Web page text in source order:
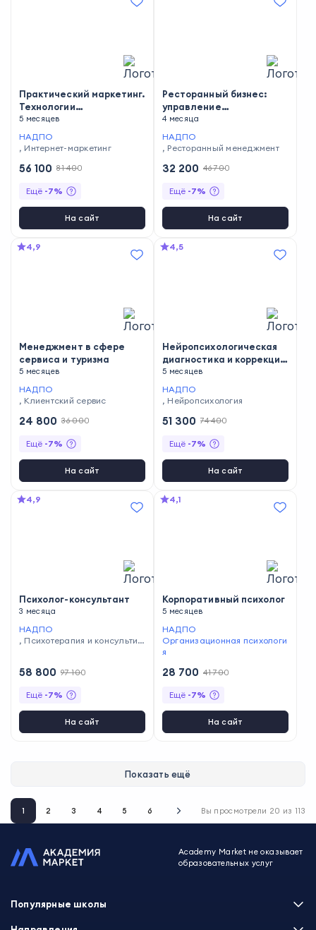
Практический маркетинг.
Технологии
эффективного
маркетингового
продвижения
5 месяцев
НАДПО
, Интернет-маркетинг
56 100 81 400
Ещё -7%
На сайт
Ресторанный бизнес:
управление
предприятием питания
4 месяца
НАДПО
, Ресторанный менеджмент
32 200 46 700
Ещё -7%
На сайт
4,9
Менеджмент в сфере
сервиса и туризма
5 месяцев
НАДПО
, Клиентский сервис
24 800 36 000
Ещё -7%
На сайт
4,5
Нейропсихологическая
диагностика и коррекция
в детском возрасте
5 месяцев
НАДПО
, Нейропсихология
51 300 74 400
Ещё -7%
На сайт
4,9
Психолог-консультант
3 месяца
НАДПО
, Психотерапия и консультир
58 800 97 100
Ещё -7%
На сайт
4,1
Корпоративный психолог
5 месяцев
НАДПО
Организационная психологи
я
28 700 41 700
Ещё -7%
На сайт
Показать ещё
1 2 3 4 5 6 Вы просмотрели 20 из 113
Academy Market не оказывает
образовательных услуг
Популярные школы